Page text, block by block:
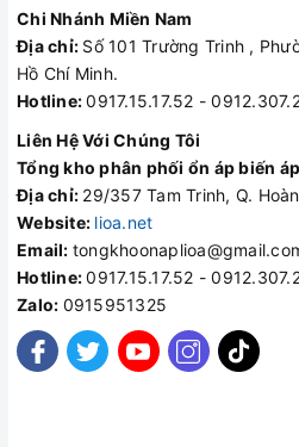
Chi Nhánh Miền Nam
Địa chỉ: Số 101 Trường Trinh ,
Hồ Chí Minh.
Hotline:0917.15.17.52 -
Liên Hệ Với Chúng Tôi
Tổng kho phân phối ổn áp biến
Địa chỉ: 29/357 Tam Trinh, Q.
Website: lioa.net
Email:
Hotline:0917.15.17.52 -
Zalo: 0915951325